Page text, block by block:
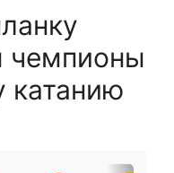
чемпионы
катанию